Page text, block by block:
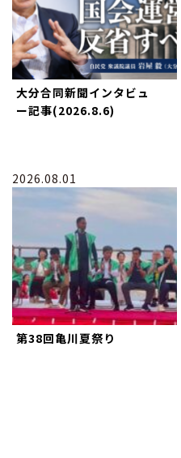
大分合同新聞インタビュ
ー記事(2026.8.6)
2026.08.01
第38回亀川夏祭り